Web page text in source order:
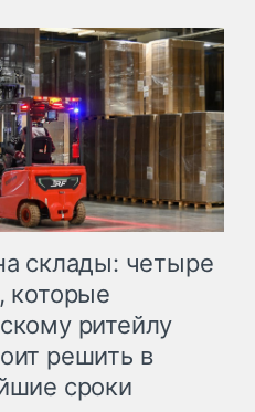
склады: четыре
которые
ритейлу
решить в
сроки